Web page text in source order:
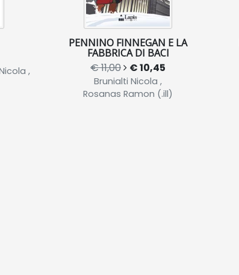
,
PENNINO FINNEGAN E LA
FABBRICA DI BACI
€ 11,00 € 10,45
Brunialti Nicola ,
Rosanas Ramon (.ill)